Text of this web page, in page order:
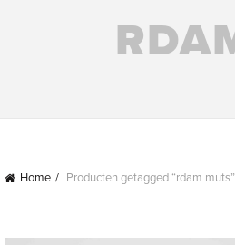
Home Producten getagged “rdam muts”